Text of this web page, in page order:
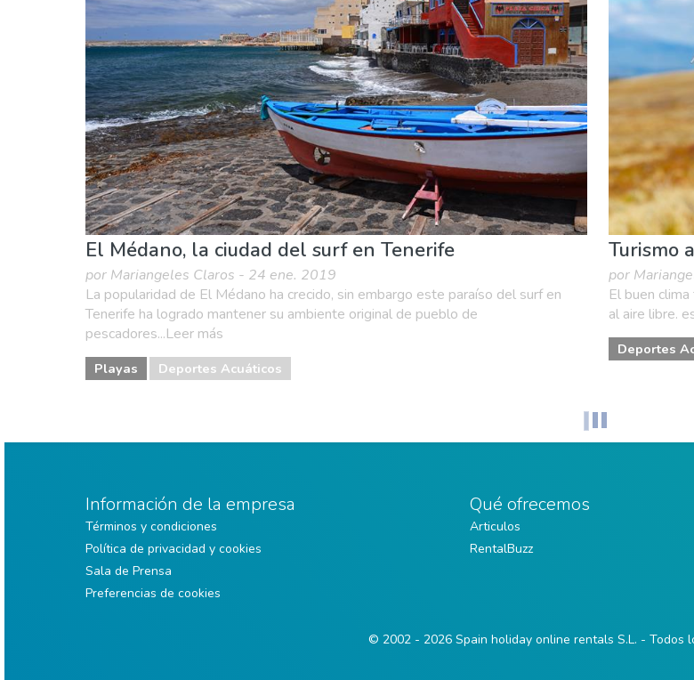
El Médano, la ciudad del surf en Tenerife
por Mariangeles Claros - 24 ene. 2019
La popularidad de El Médano ha crecido, sin embargo este paraíso del surf en
Tenerife ha logrado mantener su ambiente original de pueblo de
pescadores...Leer más
Playas Deportes Acuáticos
Turismo
por
El buen
al aire libre.
Deportes
Información de la empresa
Términos y condiciones
Política de privacidad y cookies
Sala de Prensa
Preferencias de cookies
Qué ofrecemos
Articulos
RentalBuzz
© 2002 - 2026 Spain holiday online rentals S.L. - Todos